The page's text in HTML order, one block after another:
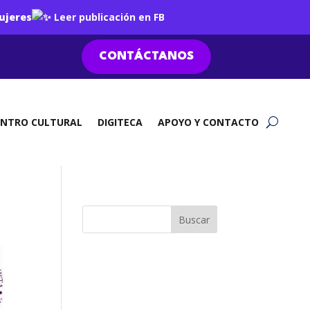
Leer publicación en FB
CONTÁCTANOS
CULTURAL DIGITECA APOYO Y CONTACTO